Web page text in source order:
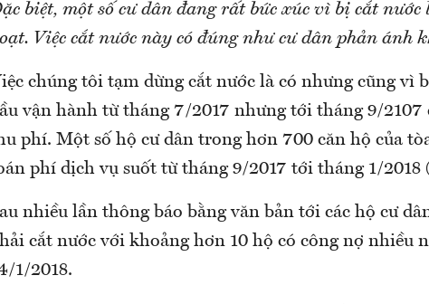
biệt, một số cư dân đang rất bức xúc vì bị cắt
Việc cắt nước này có đúng như cư dân phản ánh
chúng tôi tạm dừng cắt nước là có nhưng cũng vì
vận hành từ tháng 7/2017 nhưng tới tháng 9/
phí. Một số hộ cư dân trong hơn 700 căn hộ của
phí dịch vụ suốt từ tháng 9/2017 tới tháng 1/2018
nhiều lần thông báo bằng văn bản tới các hộ cư
cắt nước với khoảng hơn 10 hộ có công nợ nhiều
1/2018.